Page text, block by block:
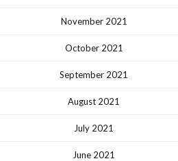
November 2021
October 2021
September 2021
August 2021
July 2021
June 2021